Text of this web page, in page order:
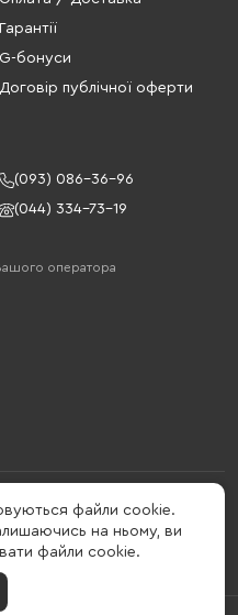
Гарантії
G-бонуси
Договір публічної оферти
(093) 086-36-96
(044) 334-73-19
оператора
розвивається у сфері смарт
заснований в 2013 році. Gelius
це стиль життя, який об'єднує в
і практичність.
файли cookie.
на ньому, ви
файли cookie.